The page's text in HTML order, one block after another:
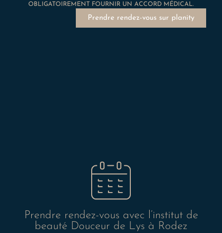
OBLIGATOIREMENT FOURNIR UN ACCORD MÉDICAL.
Prendre rendez-vous sur planity
Prendre rendez-vous avec l’institut de
beauté Douceur de Lys à Rodez